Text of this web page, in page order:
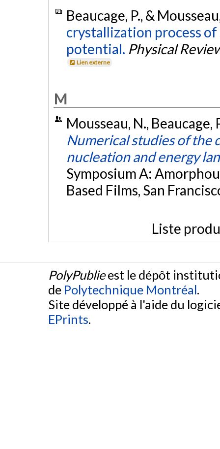
Beaucage, P., &
crystallization process
potential. Physical
Lien externe
M
Mousseau, N.,
Numerical studies of the
nucleation and energy
Symposium A:
Based Films, San
Liste
PolyPublieest le dépôt
de Polytechnique Montréal.
Site développé à l'aide du
EPrints.